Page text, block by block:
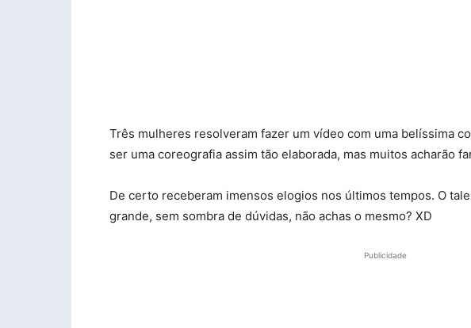
Três mulheres resolveram fazer um vídeo com uma belíssima
ser uma coreografia assim tão elaborada, mas muitos acharão
De certo receberam imensos elogios nos últimos tempos. O
grande, sem sombra de dúvidas, não achas o mesmo? XD
Publicidade